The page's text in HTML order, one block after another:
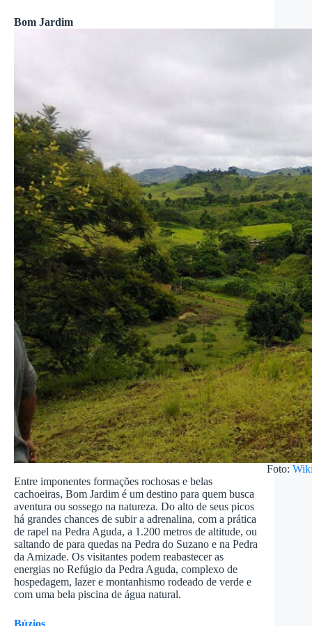
Bom Jardim
Foto:
Entre imponentes formações rochosas e belas
cachoeiras, Bom Jardim é um destino para quem busca
aventura ou sossego na natureza. Do alto de seus picos
há grandes chances de subir a adrenalina, com a prática
de rapel na Pedra Aguda, a 1.200 metros de altitude, ou
saltando de para quedas na Pedra do Suzano e na Pedra
da Amizade. Os visitantes podem reabastecer as
energias no Refúgio da Pedra Aguda, complexo de
hospedagem, lazer e montanhismo rodeado de verde e
com uma bela piscina de água natural.
Búzios